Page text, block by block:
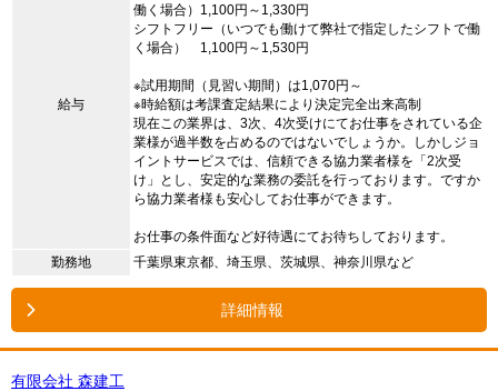
給与
働く場合）1,100円～1,330円
シフトフリー（いつでも働けて弊社で指定したシフトで働
く場合） 1,100円～1,530円
※試用期間（見習い期間）は1,070円～
※時給額は考課査定結果により決定完全出来高制
現在この業界は、3次、4次受けにてお仕事をされている企
業様が過半数を占めるのではないでしょうか。しかしジョ
イントサービスでは、信頼できる協力業者様を「2次受
け」とし、安定的な業務の委託を行っております。ですか
ら協力業者様も安心してお仕事ができます。
お仕事の条件面など好待遇にてお待ちしております。
勤務地
千葉県東京都、埼玉県、茨城県、神奈川県など
詳細情報
有限会社 森建工